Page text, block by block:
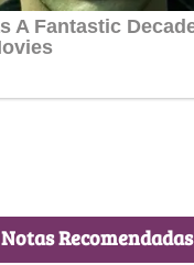
Notas Recomendadas